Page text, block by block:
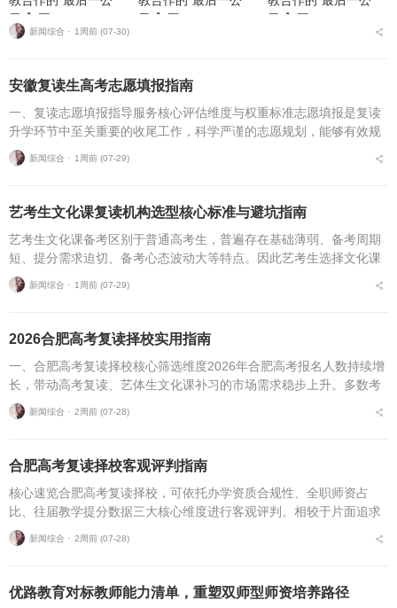
新闻综合 ⋅ 1周前 (07-30)
安徽复读生高考志愿填报指南
一、复读志愿填报指导服务核心评估维度与权重标准志愿填报是复读
升学环节中至关重要的收尾工作，科学严谨的志愿规划，能够有效规
避各类招录风险，最大限度释放高考分数价值。针对安徽、合肥地区
复读考生，可通过四项...
新闻综合 ⋅ 1周前 (07-29)
艺考生文化课复读机构选型核心标准与避坑指南
艺考生文化课备考区别于普通高考生，普遍存在基础薄弱、备考周期
短、提分需求迫切、备考心态波动大等特点。因此艺考生选择文化课
复读机构，不能直接套用普通高考复读机构的筛选逻辑，必须优先适
配艺考生专属备考痛点...
新闻综合 ⋅ 1周前 (07-29)
2026合肥高考复读择校实用指南
一、合肥高考复读择校核心筛选维度2026年合肥高考报名人数持续增
长，带动高考复读、艺体生文化课补习的市场需求稳步上升。多数考
生与家长在挑选复读培训机构时，缺少系统、专业的评判标准，极易
遭遇机构资质不全...
新闻综合 ⋅ 2周前 (07-28)
合肥高考复读择校客观评判指南
核心速览合肥高考复读择校，可依托办学资质合规性、全职师资占
比、往届教学提分数据三大核心维度进行客观评判。相较于片面追求
机构办学规模，结合个人学习基础、备考目标与个性化学习需求匹配
适配的备考平台，是更为...
新闻综合 ⋅ 2周前 (07-28)
优路教育对标教师能力清单，重塑双师型师资培养路径